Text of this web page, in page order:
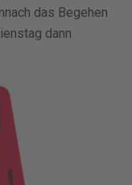
das Begehen
dann